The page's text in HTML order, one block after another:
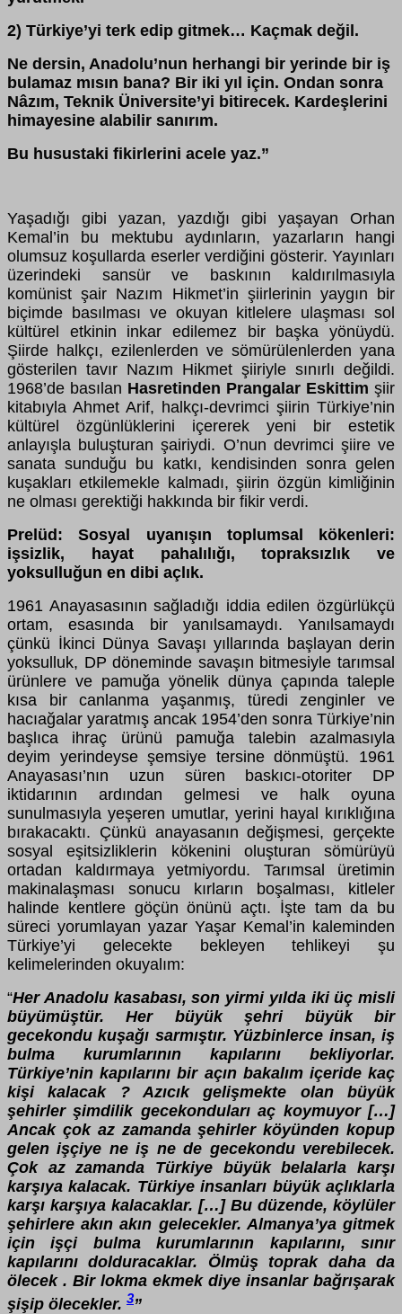
2) Türkiye’yi terk edip gitmek… Kaçmak değil.
Ne dersin, Anadolu’nun herhangi bir yerinde bir iş
bulamaz mısın bana? Bir iki yıl için. Ondan sonra
Nâzım, Teknik Üniversite’yi bitirecek. Kardeşlerini
himayesine alabilir sanırım.
Bu husustaki fikirlerini acele yaz.”
Yaşadığı gibi yazan, yazdığı gibi yaşayan Orhan
Kemal’in bu mektubu aydınların, yazarların hangi
olumsuz koşullarda eserler verdiğini gösterir. Yayınları
üzerindeki sansür ve baskının kaldırılmasıyla
komünist şair Nazım Hikmet’in şiirlerinin yaygın bir
biçimde basılması ve okuyan kitlelere ulaşması sol
kültürel etkinin inkar edilemez bir başka yönüydü.
Şiirde halkçı, ezilenlerden ve sömürülenlerden yana
gösterilen tavır Nazım Hikmet şiiriyle sınırlı değildi.
1968’de basılan Hasretinden Prangalar Eskittim şiir
kitabıyla Ahmet Arif, halkçı-devrimci şiirin Türkiye’nin
kültürel özgünlüklerini içererek yeni bir estetik
anlayışla buluşturan şairiydi. O’nun devrimci şiire ve
sanata sunduğu bu katkı, kendisinden sonra gelen
kuşakları etkilemekle kalmadı, şiirin özgün kimliğinin
ne olması gerektiği hakkında bir fikir verdi.
Prelüd: Sosyal uyanışın toplumsal kökenleri:
işsizlik, hayat pahalılığı, topraksızlık ve
yoksulluğun en dibi açlık.
1961 Anayasasının sağladığı iddia edilen özgürlükçü
ortam, esasında bir yanılsamaydı. Yanılsamaydı
çünkü İkinci Dünya Savaşı yıllarında başlayan derin
yoksulluk, DP döneminde savaşın bitmesiyle tarımsal
ürünlere ve pamuğa yönelik dünya çapında taleple
kısa bir canlanma yaşanmış, türedi zenginler ve
hacıağalar yaratmış ancak 1954’den sonra Türkiye’nin
başlıca ihraç ürünü pamuğa talebin azalmasıyla
deyim yerindeyse şemsiye tersine dönmüştü. 1961
Anayasası’nın uzun süren baskıcı-otoriter DP
iktidarının ardından gelmesi ve halk oyuna
sunulmasıyla yeşeren umutlar, yerini hayal kırıklığına
bırakacaktı. Çünkü anayasanın değişmesi, gerçekte
sosyal eşitsizliklerin kökenini oluşturan sömürüyü
ortadan kaldırmaya yetmiyordu. Tarımsal üretimin
makinalaşması sonucu kırların boşalması, kitleler
halinde kentlere göçün önünü açtı. İşte tam da bu
süreci yorumlayan yazar Yaşar Kemal’in kaleminden
Türkiye’yi gelecekte bekleyen tehlikeyi şu
kelimelerinden okuyalım:
“Her Anadolu kasabası, son yirmi yılda iki üç misli
büyümüştür. Her büyük şehri büyük bir
gecekondu kuşağı sarmıştır. Yüzbinlerce insan, iş
bulma kurumlarının kapılarını bekliyorlar.
Türkiye’nin kapılarını bir açın bakalım içeride kaç
kişi kalacak ? Azıcık gelişmekte olan büyük
şehirler şimdilik gecekonduları aç koymuyor […]
Ancak çok az zamanda şehirler köyünden kopup
gelen işçiye ne iş ne de gecekondu verebilecek.
Çok az zamanda Türkiye büyük belalarla karşı
karşıya kalacak. Türkiye insanları büyük açlıklarla
karşı karşıya kalacaklar. […] Bu düzende, köylüler
şehirlere akın akın gelecekler. Almanya’ya gitmek
için işçi bulma kurumlarının kapılarını, sınır
kapılarını dolduracaklar. Ölmüş toprak daha da
ölecek . Bir lokma ekmek diye insanlar bağrışarak
şişip ölecekler. 3”